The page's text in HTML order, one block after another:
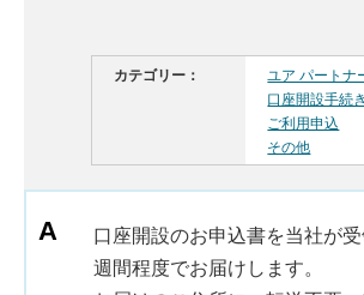
カテゴリー：
ユア パートナ
口座開設手続き
ご利用申込
その他
口座開設のお申込書を当社が
週間程度でお届けします。